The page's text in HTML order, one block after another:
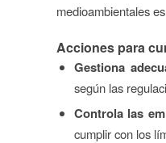
medioambientales
Acciones para
Gestiona
según las
Controla las
cumplir con los